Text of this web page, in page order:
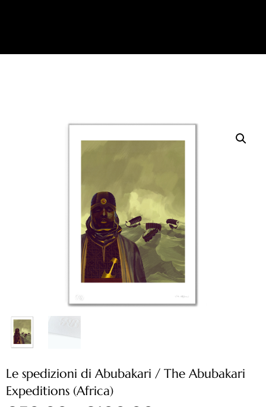
Le spedizioni di Abubakari / The Abubakari
Expeditions (Africa)